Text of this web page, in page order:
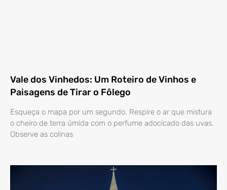
Vale dos Vinhedos: Um Roteiro de Vinhos e
Paisagens de Tirar o Fôlego
Esqueça o mapa por um segundo. Respire o ar que mistura
o cheiro de terra úmida com o perfume adocicado das uvas.
Observe as colinas